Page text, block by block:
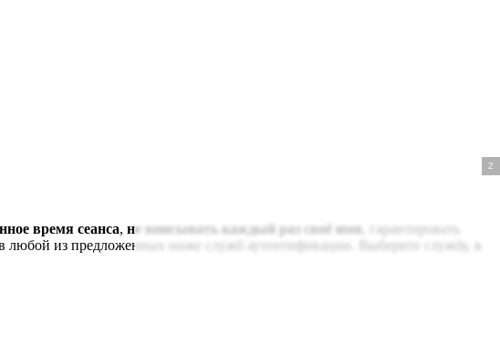
время сеанса, не вписывать каждый раз своё имя , гарантировать
любой из предложенных ниже служб аутентификации. Выберите службу, в
1